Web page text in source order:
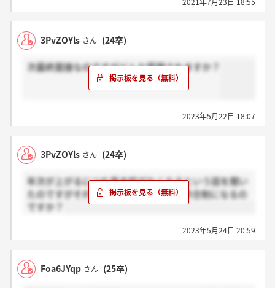
3PvZOYls さん (24卒)
次最終面接なのですがどんな質問されますか？
2023年5月22日 18:07
3PvZOYls さん (24卒)
年次が上がるにつれ基本給がなくなるという話を聞い
たのですがそれって本当ですか？完全歩合制になるの
ですか？
2023年5月24日 20:59
Foa6JYqp さん (25卒)